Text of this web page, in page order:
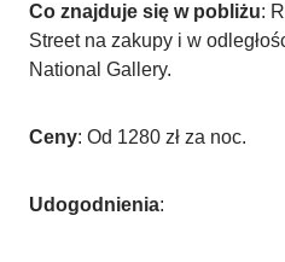
Co znajduje się w pobliżu:
Street na zakupy i w
National Gallery.
Ceny: Od 1280 zł za noc.
Udogodnienia: